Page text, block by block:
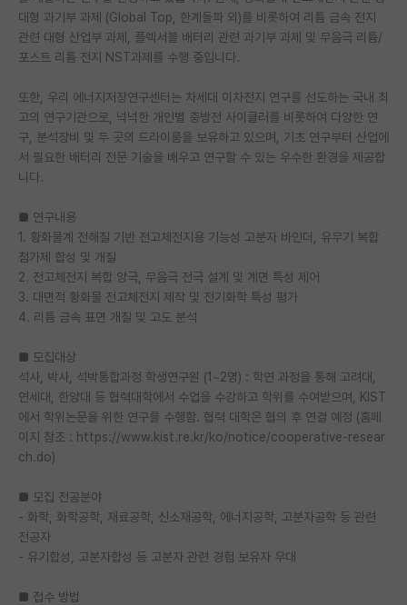
학부 인턴 게시판
임용 후기 게시판
PI 전용 게시판
특수/전문대학원 게시판
반도체/AI 게시판
장학금/장학생 게시판
학술 정보 게시판
홍보 게시판
커리어
유학교육
이벤트
반도체 아카데미
재팬라운지 🌸
대형 과기부 과제 (Global Top, 한계돌파 외)를 비롯하여 리튬 금속 전지
관련 대형 산업부 과제, 플렉서블 배터리 관련 과기부 과제 및 무음극 리튬/
포스트 리튬 전지 NST과제를 수행 중입니다.
또한, 우리 에너지저장연구센터는 차세대 이차전지 연구를 선도하는 국내 최
고의 연구기관으로, 넉넉한 개인별 충방전 사이클러를 비롯하여 다양한 연
구, 분석장비 및 두 곳의 드라이룸을 보유하고 있으며, 기초 연구부터 산업에
서 필요한 배터리 전문 기술을 배우고 연구할 수 있는 우수한 환경을 제공합
니다.
■ 연구내용
1. 황화물계 전해질 기반 전고체전지용 기능성 고분자 바인더, 유무기 복합
첨가제 합성 및 개질
2. 전고체전지 복합 양극, 무음극 전극 설계 및 계면 특성 제어
3. 대면적 황화물 전고체전지 제작 및 전기화학 특성 평가
4. 리튬 금속 표면 개질 및 고도 분석
■ 모집대상
석사, 박사, 석박통합과정 학생연구원 (1~2명) : 학연 과정을 통해 고려대,
연세대, 한양대 등 협력대학에서 수업을 수강하고 학위를 수여받으며, KIST
에서 학위논문을 위한 연구를 수행함. 협력 대학은 협의 후 연결 예정 (홈페
이지 참조 : https://www.kist.re.kr/ko/notice/cooperative-resear
ch.do)
■ 모집 전공분야
- 화학, 화학공학, 재료공학, 신소재공학, 에너지공학, 고분자공학 등 관련
전공자
- 유기합성, 고분자합성 등 고분자 관련 경험 보유자 우대
■ 접수 방법